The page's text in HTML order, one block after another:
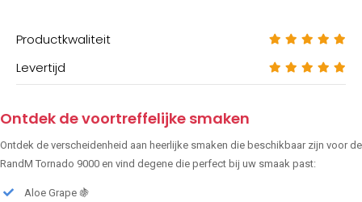
Productkwaliteit
Levertijd
Ontdek de voortreffelijke smaken
Ontdek de verscheidenheid aan heerlijke smaken die beschikbaar zijn voor de
RandM Tornado 9000 en vind degene die perfect bij uw smaak past:
Aloe Grape 🍇